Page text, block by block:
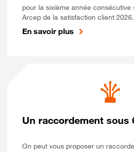
pour la sixième année consécutive
Arcep de la satisfaction client 2026.
En savoir plus
Un raccordement sous
On peut vous proposer un